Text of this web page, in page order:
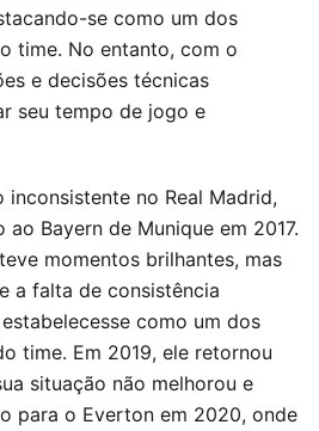
se como um dos
time. No entanto, com o
e decisões técnicas
seu tempo de jogo e
inconsistente no Real Madrid,
Bayern de Munique em 2017.
momentos brilhantes, mas
a falta de consistência
como um dos
time. Em 2019, ele retornou
situação não melhorou e
para o Everton em 2020, onde